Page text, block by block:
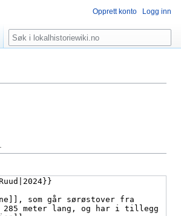
Opprett konto Logg inn
Søk